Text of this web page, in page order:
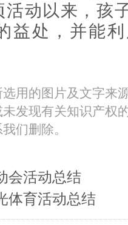
动以来，孩
益处，并能
用的图片及文字来
发现有关知识产权
我们删除。
会活动总结
体育活动总结